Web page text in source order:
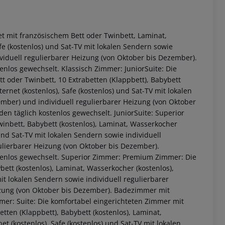
mit französischem Bett oder Twinbett, Laminat,
(kostenlos) und Sat-TV mit lokalen Sendern sowie
regulierbarer Heizung (von Oktober bis Dezember).
gewechselt. Klassisch Zimmer: JuniorSuite: Die
oder Twinbett, 10 Extrabetten (Klappbett), Babybett
(kostenlos), Safe (kostenlos) und Sat-TV mit lokalen
und individuell regulierbarer Heizung (von Oktober
täglich kostenlos gewechselt. JuniorSuite: Superior
Babybett (kostenlos), Laminat, Wasserkocher
Sat-TV mit lokalen Sendern sowie individuell
Heizung (von Oktober bis Dezember).
gewechselt. Superior Zimmer: Premium Zimmer: Die
(kostenlos), Laminat, Wasserkocher (kostenlos),
lokalen Sendern sowie individuell regulierbarer
(von Oktober bis Dezember). Badezimmer mit
Suite: Die komfortabel eingerichteten Zimmer mit
(Klappbett), Babybett (kostenlos), Laminat,